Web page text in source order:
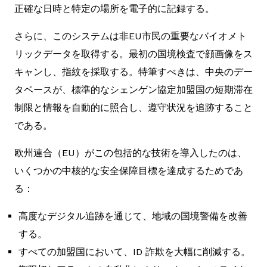
正確な日時と特定の場所を電子的に記録する。
さらに、このシステムは非EU市民の重要なバイオメト
リックデータを取得する。最初の国境検査で顔画像をス
キャンし、指紋を採取する。特筆すべきは、中央のデー
タベースが、標準的なシェンゲン協定加盟国の短期滞在
制限と情報を自動的に照合し、遵守状況を追跡すること
である。
欧州連合（EU）がこの包括的な技術を導入したのは、
いくつかの中核的な安全保障目標を達成するためであ
る：
高度なデジタル追跡を通じて、地域の国境警備を改善
する。
すべての加盟国において、ID 詐欺を大幅に削減する。